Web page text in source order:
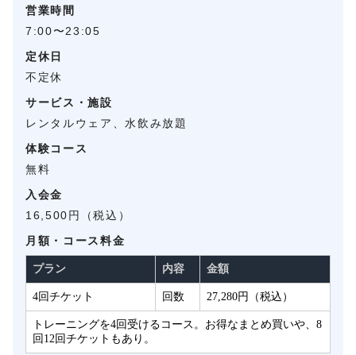
営業時間
7:00〜23:05
定休日
不定休
サービス・施設
レンタルウェア、水飲み放題
体験コース
無料
入会金
16,500円（税込）
月額・コース料金
プラン 内容 金額
4回チケット 回数 27,280円（税込）
トレーニングを4回受けるコース。お得なまとめ買いや、8
回12回チケットもあり。